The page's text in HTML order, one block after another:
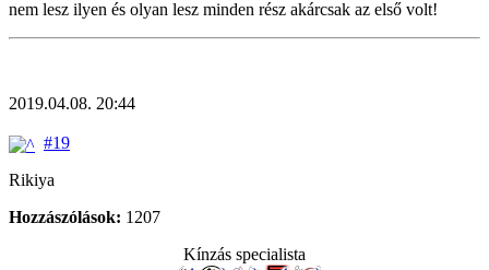
nem lesz ilyen és olyan lesz minden rész akárcsak az első volt!
2019.04.08. 20:44
#19
Rikiya
Hozzászólások: 1207
Kínzás specialista